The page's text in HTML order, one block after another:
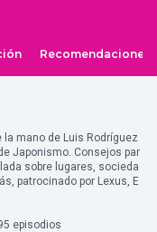
Recomendaciones
la mano de Luis Rodríguez
Japonismo. Consejos par
sobre lugares, socieda
patrocinado por Lexus, E
episodios